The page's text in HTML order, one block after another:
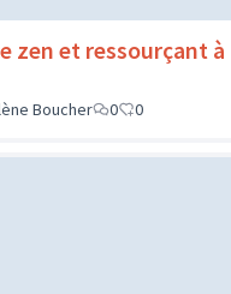
zen et ressourçant à
Boucher
0 0